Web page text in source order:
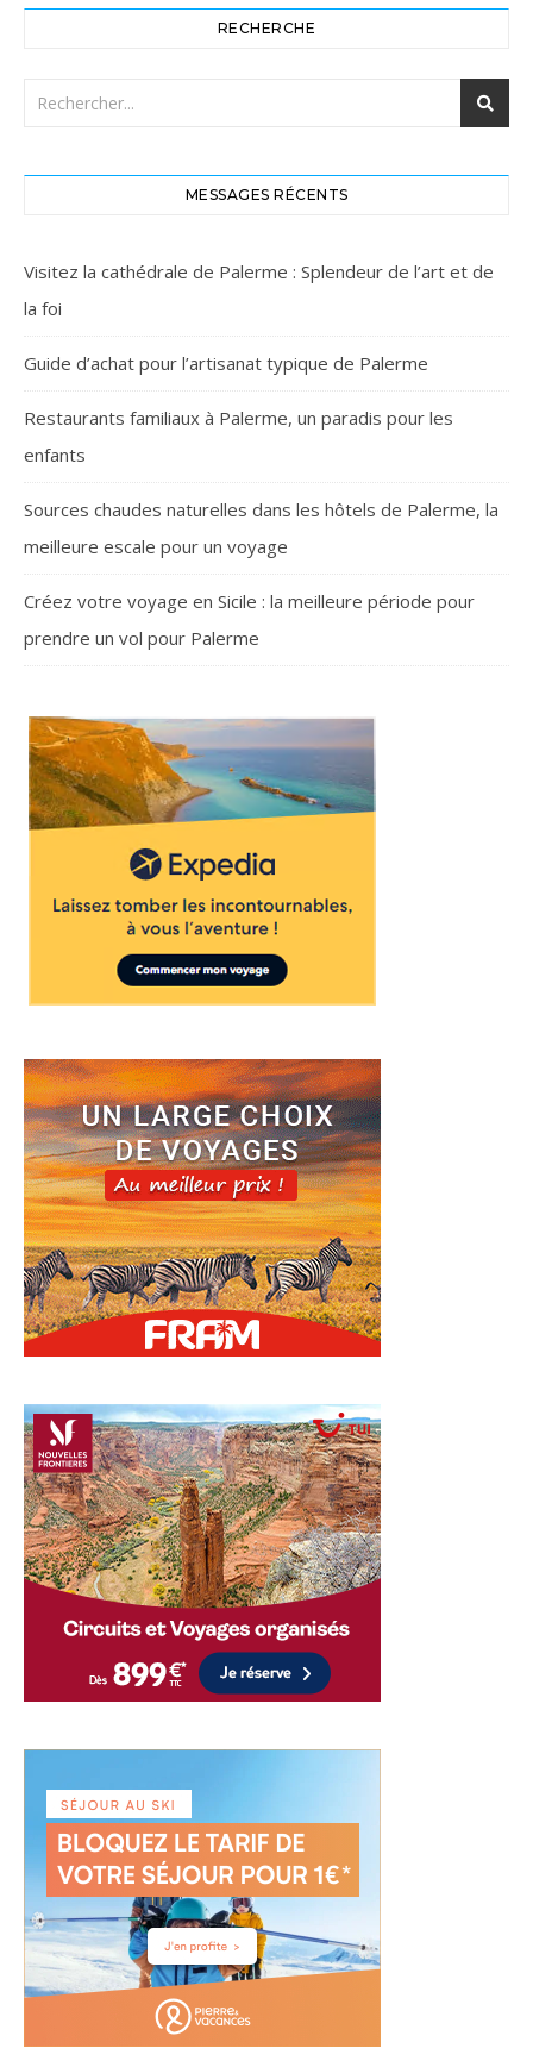
RECHERCHE
MESSAGES RÉCENTS
Visitez la cathédrale de Palerme : Splendeur de l’art et de
la foi
Guide d’achat pour l’artisanat typique de Palerme
Restaurants familiaux à Palerme, un paradis pour les
enfants
Sources chaudes naturelles dans les hôtels de Palerme, la
meilleure escale pour un voyage
Créez votre voyage en Sicile : la meilleure période pour
prendre un vol pour Palerme